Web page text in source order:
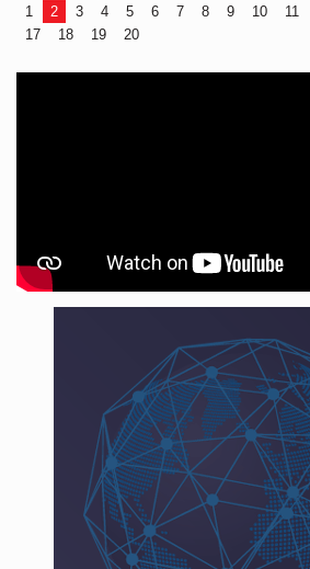
1 2 3 4 5 6 7 8 9 10 11
17
18 19 20